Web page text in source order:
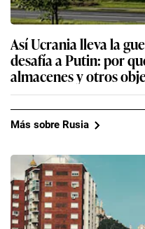
Así Ucrania lleva la
desafía a Putin: por
almacenes y otros
Más sobre Rusia